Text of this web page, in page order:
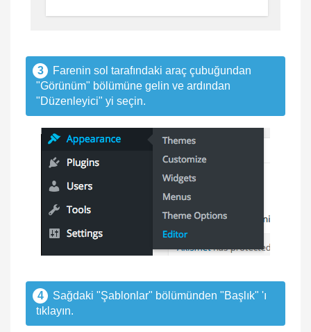
3
Farenin sol tarafındaki araç çubuğundan
"Görünüm" bölümüne gelin ve ardından
"Düzenleyici" yi seçin.
4
Sağdaki "Şablonlar" bölümünden "Başlık" 'ı
tıklayın.